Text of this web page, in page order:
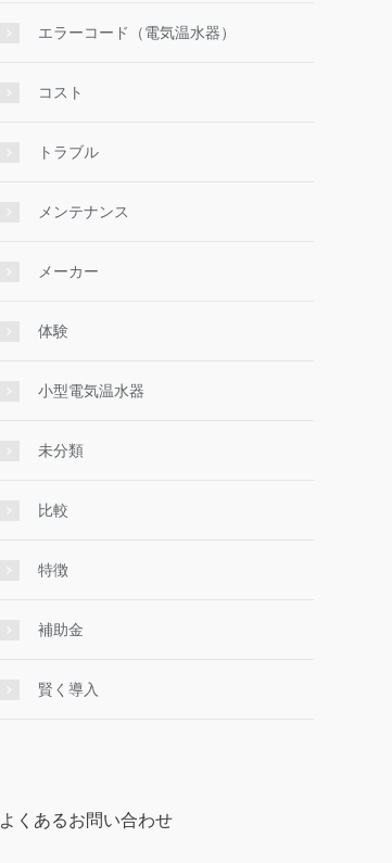
エラーコード（電気温水器）
コスト
トラブル
メンテナンス
メーカー
体験
小型電気温水器
未分類
比較
特徴
補助金
賢く導入
よくあるお問い合わせ